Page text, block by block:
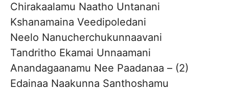
Chirakaalamu Naatho Untanani
Kshanamaina Veedipoledani
Neelo Nanucherchukunnaavani
Tandritho Ekamai Unnaamani
Anandagaanamu Nee Paadanaa – (2)
Edainaa Naakunna Santhoshamu